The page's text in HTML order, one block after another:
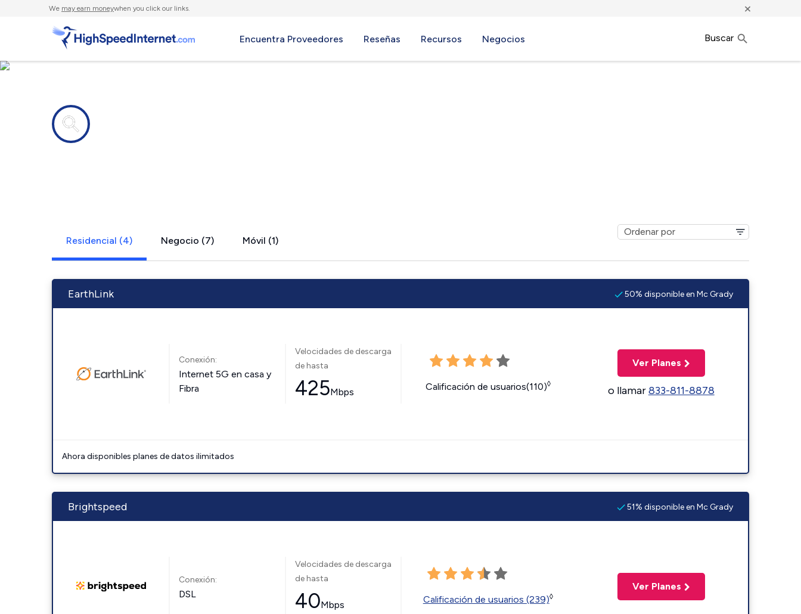
We may earn moneywhen you click our links. ×
Encuentra Proveedores Reseñas Recursos Negocios Buscar
Residencial (4) Negocio (7) Móvil (1)
EarthLink 50% disponible en Mc Grady
Conexión:
Internet 5G en casa y
Fibra
Velocidades de descarga
de hasta
425Mbps Calificación de usuarios(110)◊
Ver Planes
o llamar833-811-8878
Ahora disponibles planes de datos ilimitados
Brightspeed 51% disponible en Mc Grady
Conexión:
DSL
Velocidades de descarga
de hasta
40Mbps Calificación de usuarios (239)◊
Ver Planes